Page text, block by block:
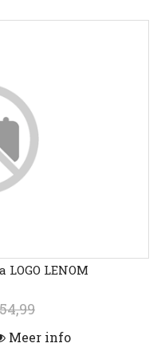
LENOM
Meer info